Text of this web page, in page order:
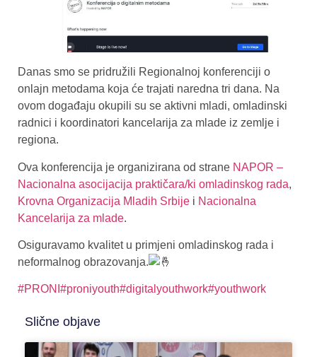
Danas smo se pridružili Regionalnoj konferenciji o
onlajn metodama koja će trajati naredna tri dana. Na
ovom događaju okupili su se aktivni mladi, omladinski
radnici i koordinatori kancelarija za mlade iz zemlje i
regiona.
Ova konferencija je organizirana od strane NAPOR –
Nacionalna asocijacija praktičara/ki omladinskog rada,
Krovna Organizacija Mladih Srbije i Nacionalna
Kancelarija za mlade.
Osiguravamo kvalitet u primjeni omladinskog rada i
neformalnog obrazovanja.
#PRONI #proniyouth#digitalyouthwork#youthwork
Slične objave